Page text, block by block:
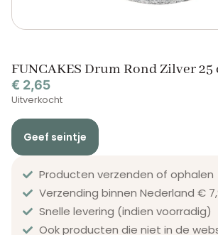
FUNCAKES Drum Rond Zilver 25
€ 2,65
Uitverkocht
Geef seintje
Producten verzenden of ophalen
Verzending binnen Nederland €
Snelle levering (indien voorradig)
Ook producten die niet in de